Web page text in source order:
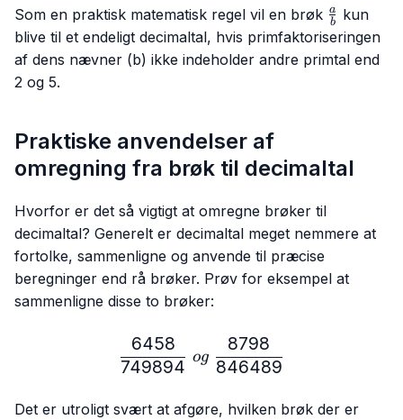
= 1.(6)
= 0.(27)
Som en praktisk matematisk regel vil en brøk \frac{a}
{b}
b
a
kun
blive til et endeligt decimaltal, hvis primfaktoriseringen
af dens nævner (b) ikke indeholder andre primtal end
2 og 5.
Praktiske anvendelser af
omregning fra brøk til decimaltal
Hvorfor er det så vigtigt at omregne brøker til
decimaltal? Generelt er decimaltal meget nemmere at
fortolke, sammenligne og anvende til præcise
beregninger end rå brøker. Prøv for eksempel at
sammenligne disse to brøker:
\frac{6458}{749894} \
749894
6458
og 846489
8798
Det er utroligt svært at afgøre, hvilken brøk der er